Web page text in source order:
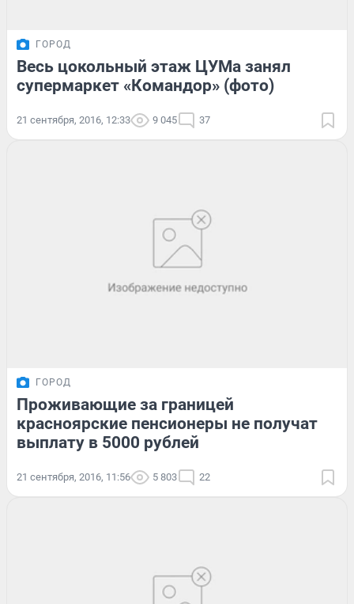
ГОРОД
Весь цокольный этаж ЦУМа занял
супермаркет «Командор» (фото)
21 сентября, 2016, 12:33 9 045 37
ГОРОД
Проживающие за границей
красноярские пенсионеры не получат
выплату в 5000 рублей
21 сентября, 2016, 11:56 5 803 22